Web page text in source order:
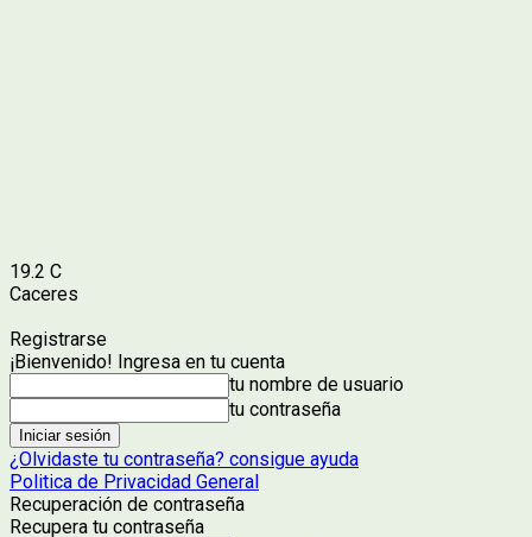
19.2 C
Caceres
Registrarse
¡Bienvenido! Ingresa en tu cuenta
tu nombre de usuario
tu contraseña
¿Olvidaste tu contraseña? consigue ayuda
Politica de Privacidad General
Recuperación de contraseña
Recupera tu contraseña